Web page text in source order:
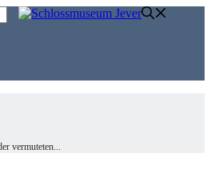
vermuteten...